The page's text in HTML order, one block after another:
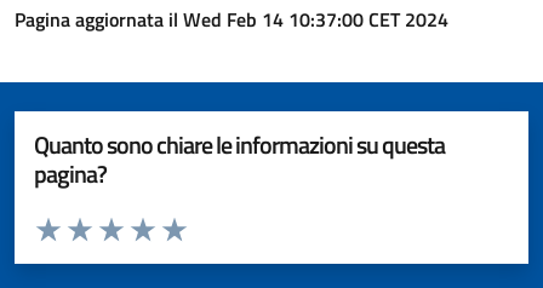
Pagina aggiornata il Wed Feb 14 10:37:00 CET 2024
Quanto sono chiare le informazioni su questa
pagina?
Valuta da 1 a 5 stelle la pagina
Valuta 5 stelle su 5
Valuta 4 stelle su 5
Valuta 3 stelle su 5
Valuta 2 stelle su 5
Valuta 1 stelle su 5